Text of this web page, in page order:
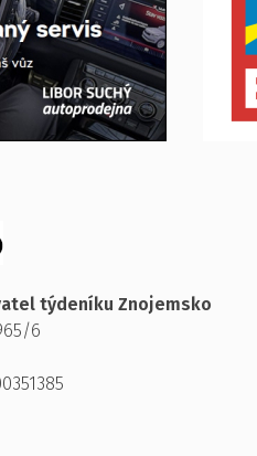
týdeníku Znojemsko
6